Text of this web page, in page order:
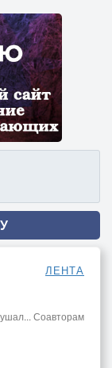
ЛЕНТА
Соавторам